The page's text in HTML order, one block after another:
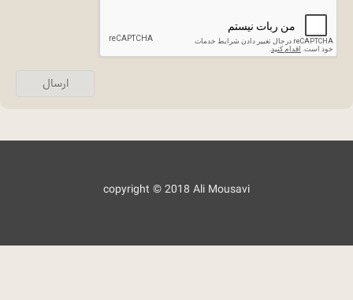
ارسال
copyright © 2018 Ali Mousavi